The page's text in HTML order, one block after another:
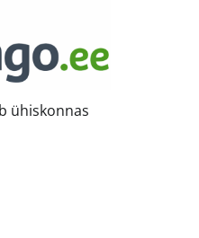
ühiskonnas